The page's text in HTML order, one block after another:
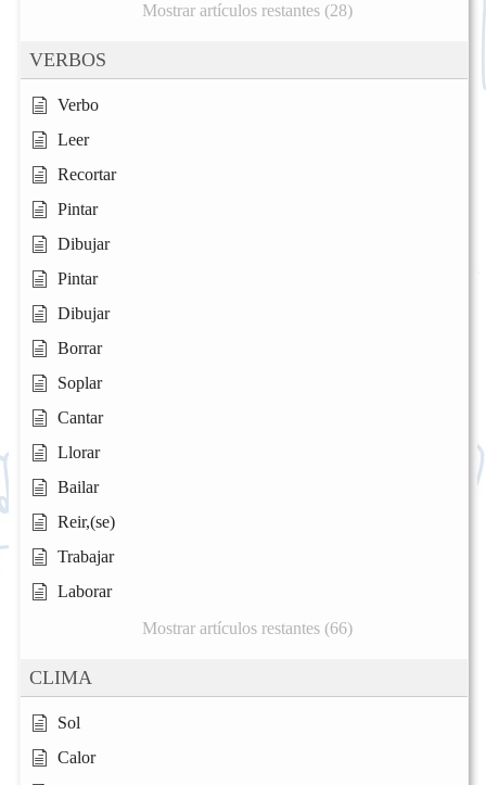
Mostrar artículos restantes (28)
VERBOS
Verbo
Leer
Recortar
Pintar
Dibujar
Pintar
Dibujar
Borrar
Soplar
Cantar
Llorar
Bailar
Reir,(se)
Trabajar
Laborar
Mostrar artículos restantes (66)
CLIMA
Sol
Calor